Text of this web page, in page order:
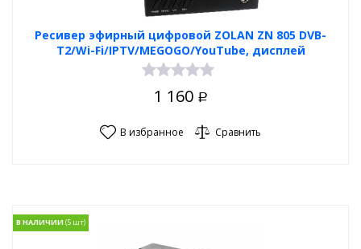
Ресивер эфирный цифровой ZOLAN ZN 805 DVB-
T2/Wi-Fi/IPTV/MEGOGO/YouTube, дисплей
1 160 Р
В избранное Сравнить
В НАЛИЧИИ